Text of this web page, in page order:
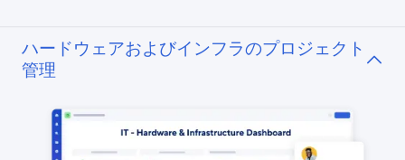
ハードウェアおよびインフラのプロジェクト
管理